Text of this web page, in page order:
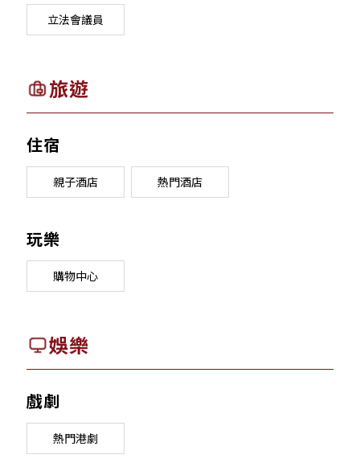
立法會議員
旅遊
住宿
親子酒店 熱門酒店
玩樂
購物中心
娛樂
戲劇
熱門港劇